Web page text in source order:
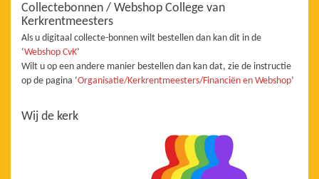
Collectebonnen / Webshop College van
Kerkrentmeesters
Als u digitaal collecte-bonnen wilt bestellen dan kan dit in de
‘Webshop CvK’
Wilt u op een andere manier bestellen dan kan dat, zie de instructie
op de pagina ‘Organisatie/Kerkrentmeesters/Financiën en Webshop’
Wij de kerk